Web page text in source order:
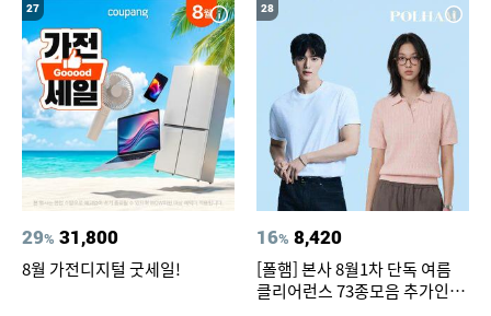
27
29% 31,800
8월 가전디지털 굿세일!
28
16% 8,420
[폴햄] 본사 8월1차 단독 여름
클리어런스 73종모음 추가인하